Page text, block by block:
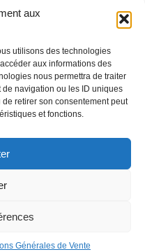
de réaliser
aux
utilisons des technologies
aux informations des
nous permettra de traiter
navigation ou les ID uniques
retirer son consentement peut
et fonctions.
Générales de Vente